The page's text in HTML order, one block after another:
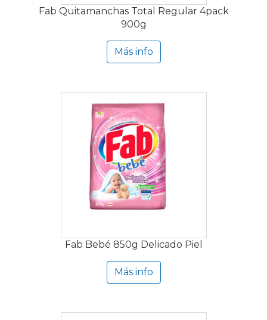
Fab Quitamanchas Total Regular 4pack
900g
Más info
Fab Bebé 850g Delicado Piel
Más info